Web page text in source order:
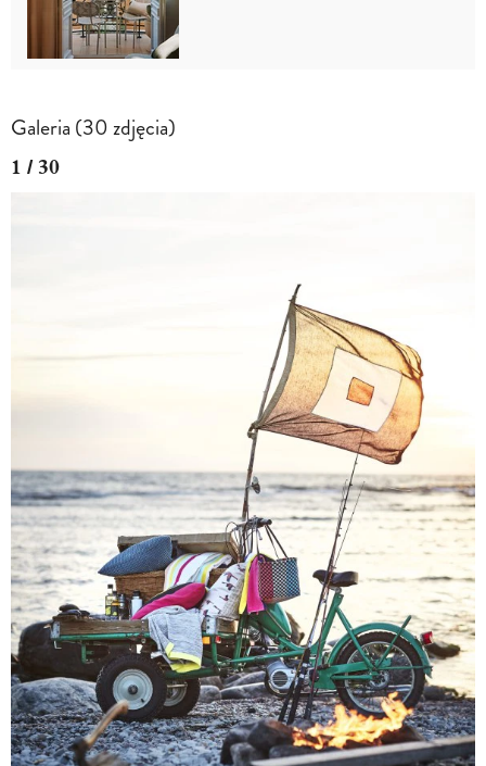
Galeria (30 zdjęcia)
1 / 30